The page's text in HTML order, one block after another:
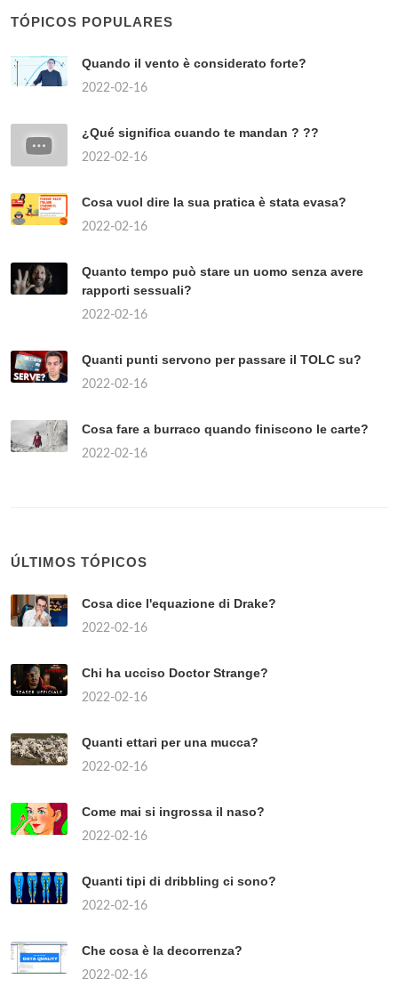
TÓPICOS POPULARES
Quando il vento è considerato forte?
2022-02-16
¿Qué significa cuando te mandan ? ??
2022-02-16
Cosa vuol dire la sua pratica è stata evasa?
2022-02-16
Quanto tempo può stare un uomo senza avere
rapporti sessuali?
2022-02-16
Quanti punti servono per passare il TOLC su?
2022-02-16
Cosa fare a burraco quando finiscono le carte?
2022-02-16
ÚLTIMOS TÓPICOS
Cosa dice l'equazione di Drake?
2022-02-16
Chi ha ucciso Doctor Strange?
2022-02-16
Quanti ettari per una mucca?
2022-02-16
Come mai si ingrossa il naso?
2022-02-16
Quanti tipi di dribbling ci sono?
2022-02-16
Che cosa è la decorrenza?
2022-02-16